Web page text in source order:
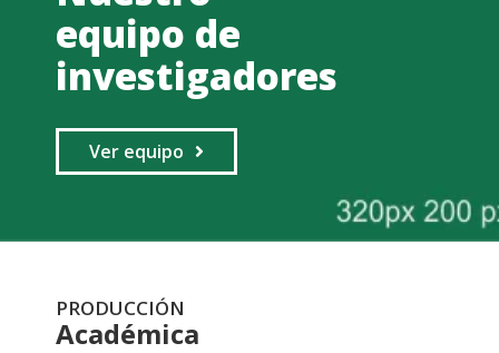
equipo de
investigadores
Ver equipo
PRODUCCIÓN
Académica